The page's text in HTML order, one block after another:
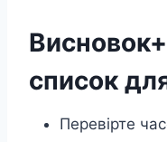
список
Перевірте